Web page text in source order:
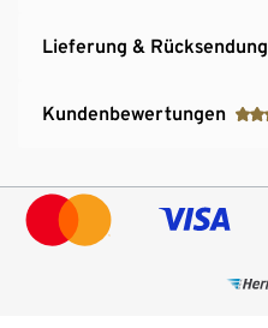
Lieferung & Rücksendung
Kundenbewertungen